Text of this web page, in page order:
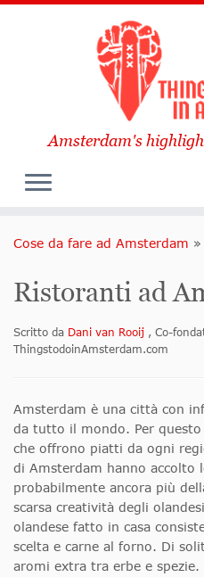
Amsterdam's
Cose da fare ad Amsterdam »
Ristoranti ad
Scritto da Dani van Rooij , Co-
ThingstodoinAmsterdam.com
Amsterdam è una città con
da tutto il mondo. Per
che offrono piatti da ogni
di Amsterdam hanno accolto
probabilmente ancora più
scarsa creatività degli
olandese fatto in casa
scelta e carne al forno. Di
aromi extra tra erbe e spezie.